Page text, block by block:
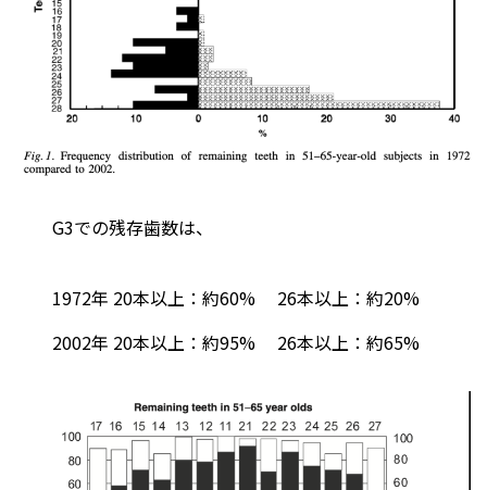
G3での残存歯数は、
1972年 20本以上：約60% 26本以上：約20%
2002年 20本以上：約95% 26本以上：約65%